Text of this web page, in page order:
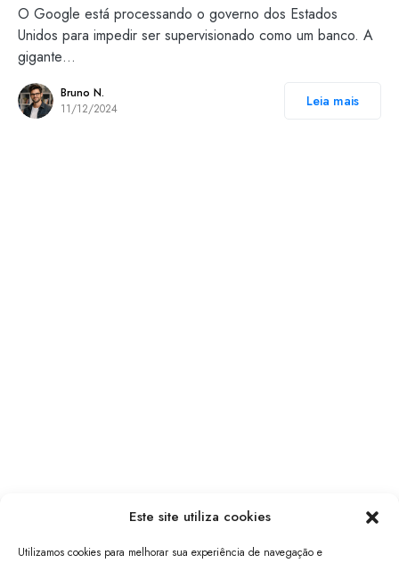
Este site utiliza cookies
Utilizamos cookies para melhorar sua experiência de navegação e
O Google está processando o governo dos Estados
Unidos para impedir ser supervisionado como um banco. A
gigante…
Bruno N.
11/12/2024
Leia mais